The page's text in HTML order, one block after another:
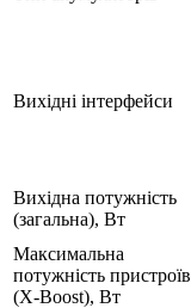
Вихідні інтерфейси
Вихідна потужність
(загальна), Вт
Максимальна
потужність пристроїв
(X-Boost), Вт